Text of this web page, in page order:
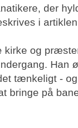
der
i
kirke og
Han
tænkeligt -
bringe på